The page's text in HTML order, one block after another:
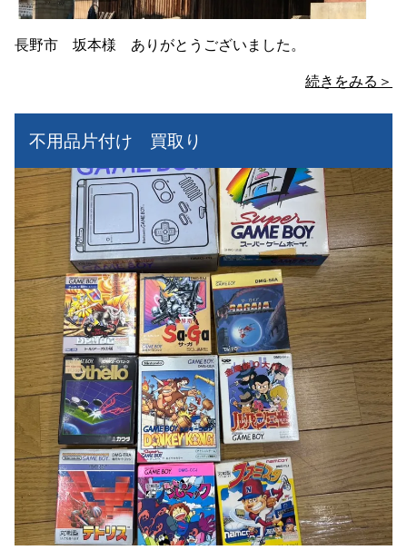
長野市 坂本様 ありがとうございました。
続きをみる＞
不用品片付け 買取り